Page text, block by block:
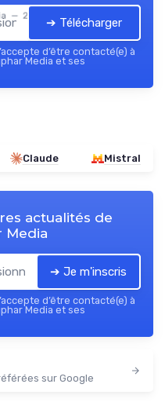
— 2026
➔ Télécharger
d’être contacté(e) à
Media et ses
Claude Mistral
actualités de
Media
➔ Je m'inscris
d’être contacté(e) à
Media et ses
sur Google